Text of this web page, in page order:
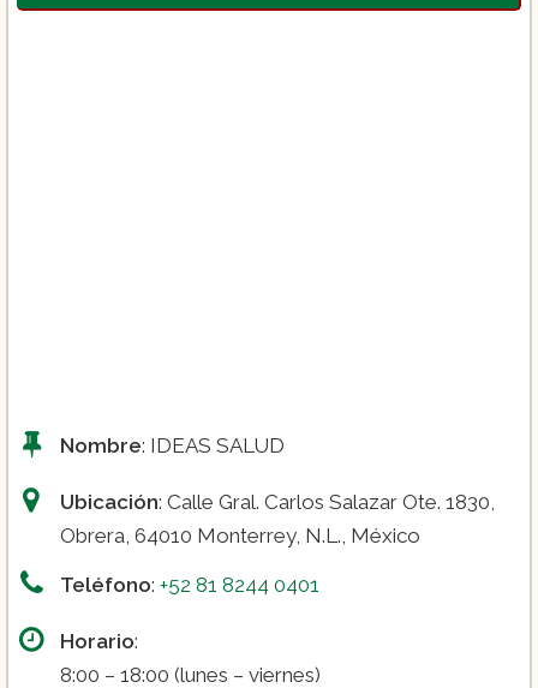
Maestría en Investigación y Docencia
Nombre: IDEAS SALUD
Ubicación: Calle Gral. Carlos Salazar Ote. 1830,
Obrera, 64010 Monterrey, N.L., México
Teléfono: +52 81 8244 0401
Horario:
8:00 – 18:00 (lunes – viernes)